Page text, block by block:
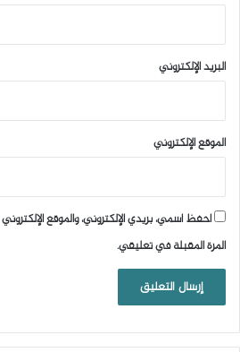
البريد الإلكتروني
الموقع الإلكتروني
احفظ اسمي، بريدي الإلكتروني، والموقع
المرة المقبلة في تعليقي.